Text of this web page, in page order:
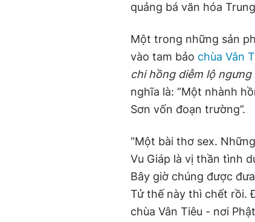
quảng bá văn hóa
Một trong những sản
vào tam bảo chùa Vân
chi hồng diễm lộ
nghĩa là: “Một nhành
Sơn vốn đoạn trường”.
“Một bài thơ sex.
Vu Giáp là vị thần tình
Bây giờ chúng được
Tử thế này thì chết rồi.
chùa Vân Tiêu - nơi